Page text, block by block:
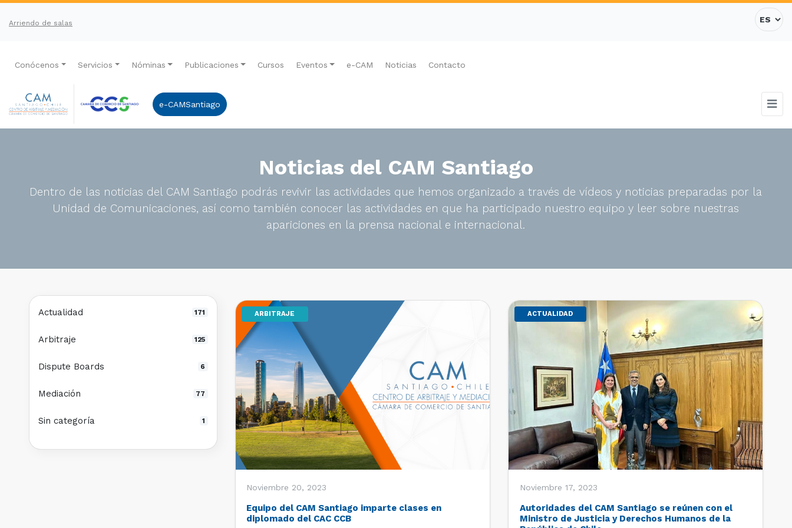
Arriendo de salas
Conócenos Servicios Nóminas Publicaciones Cursos Eventos e-CAM Noticias Contacto
e-CAMSantiago
Noticias del CAM Santiago
Dentro de las noticias del CAM Santiago podrás revivir las actividades que hemos organizado a través de vídeos y noticias preparadas por la
Unidad de Comunicaciones, así como también conocer las actividades en que ha participado nuestro equipo y leer sobre nuestras
apariciones en la prensa nacional e internacional.
ARBITRAJE
Noviembre 20, 2023
Equipo del CAM Santiago imparte clases en
diplomado del CAC CCB
ACTUALIDAD
Noviembre 17, 2023
Autoridades del CAM Santiago se reúnen con el
Ministro de Justicia y Derechos Humanos de la
Actualidad 171
Arbitraje 125
Dispute Boards 6
Mediación 77
Sin categoría 1